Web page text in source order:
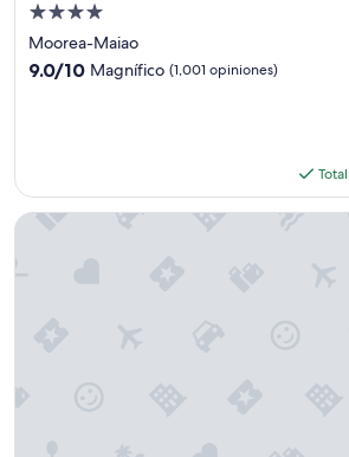
Propiedad
de
4.0
Moorea-Maiao
9.0
9.0/10 Magnífico (1,001 opiniones)
InterContinental Resort Tahiti by IHG